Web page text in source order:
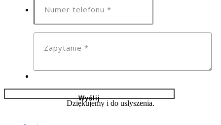
Dziękujemy i do usłyszenia.